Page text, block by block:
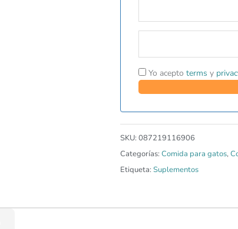
Yo acepto terms y
SKU: 087219116906
Categorías: Comida para gatos,
Etiqueta: Suplementos